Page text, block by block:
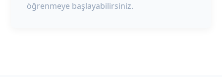
öğrenmeye başlayabilirsiniz.